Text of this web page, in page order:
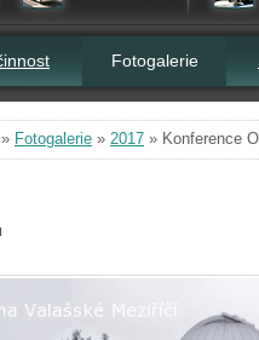
Fotogalerie
Fotogalerie » 2017 » Konference